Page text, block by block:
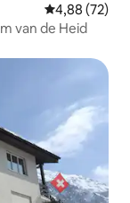
Gemiddelde
4,88 (72)
van de Heid